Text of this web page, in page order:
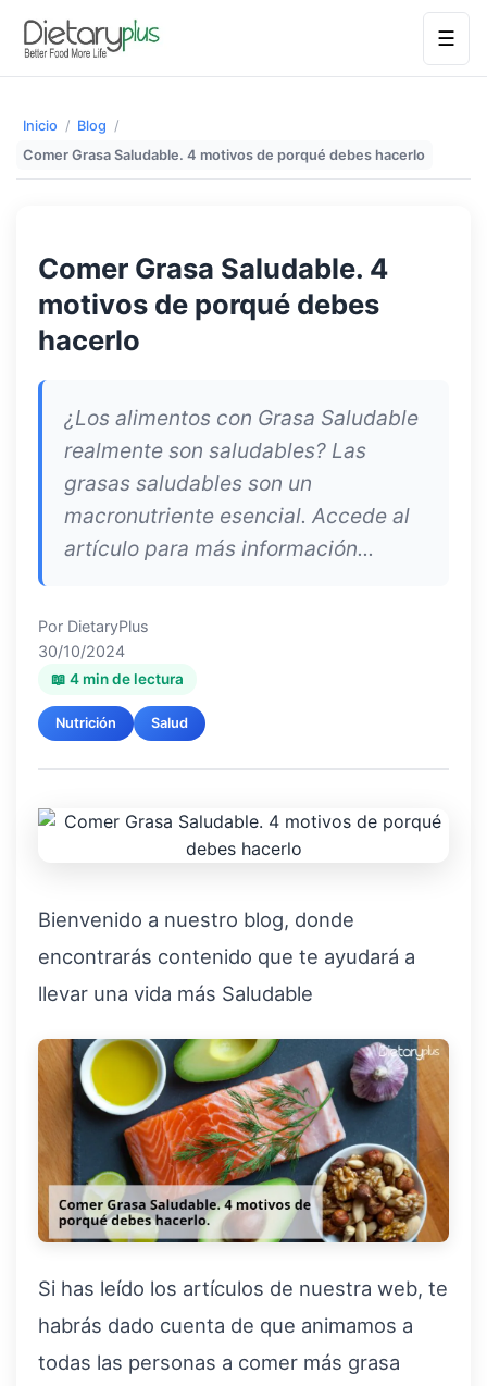
☰
Inicio / Blog /
Comer Grasa Saludable. 4 motivos de porqué debes hacerlo
Comer Grasa Saludable. 4
motivos de porqué debes
hacerlo
¿Los alimentos con Grasa Saludable
realmente son saludables? Las
grasas saludables son un
macronutriente esencial. Accede al
artículo para más información...
Por DietaryPlus
30/10/2024
📖 4 min de lectura
Nutrición Salud
Bienvenido a nuestro blog, donde
encontrarás contenido que te ayudará a
llevar una vida más Saludable
Si has leído los artículos de nuestra web, te
habrás dado cuenta de que animamos a
todas las personas a comer más grasa